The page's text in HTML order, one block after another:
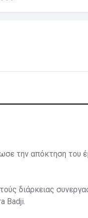
την απόκτηση του
διάρκειας
Badji.